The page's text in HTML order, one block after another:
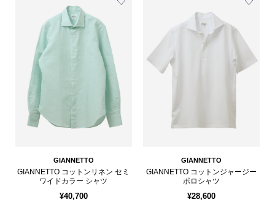
GIANNETTO
GIANNETTO コットンリネン セミ
ワイドカラー シャツ
¥40,700
GIANNETTO
GIANNETTO コットンジャージー
ポロシャツ
¥28,600